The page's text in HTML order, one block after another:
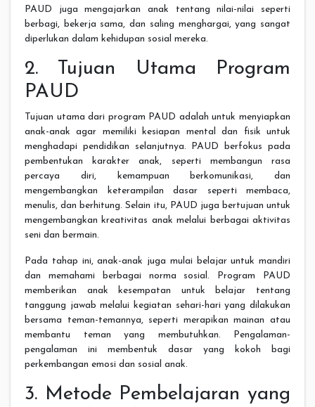
PAUD juga mengajarkan anak tentang nilai-nilai seperti
berbagi, bekerja sama, dan saling menghargai, yang sangat
diperlukan dalam kehidupan sosial mereka.
2. Tujuan Utama Program
PAUD
Tujuan utama dari program PAUD adalah untuk menyiapkan
anak-anak agar memiliki kesiapan mental dan fisik untuk
menghadapi pendidikan selanjutnya. PAUD berfokus pada
pembentukan karakter anak, seperti membangun rasa
percaya diri, kemampuan berkomunikasi, dan
mengembangkan keterampilan dasar seperti membaca,
menulis, dan berhitung. Selain itu, PAUD juga bertujuan untuk
mengembangkan kreativitas anak melalui berbagai aktivitas
seni dan bermain.
Pada tahap ini, anak-anak juga mulai belajar untuk mandiri
dan memahami berbagai norma sosial. Program PAUD
memberikan anak kesempatan untuk belajar tentang
tanggung jawab melalui kegiatan sehari-hari yang dilakukan
bersama teman-temannya, seperti merapikan mainan atau
membantu teman yang membutuhkan. Pengalaman-
pengalaman ini membentuk dasar yang kokoh bagi
perkembangan emosi dan sosial anak.
3. Metode Pembelajaran yang